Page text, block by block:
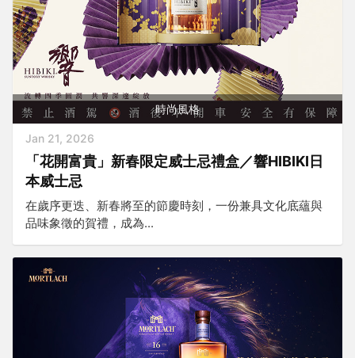
時尚風格
Jan 21, 2026
「花開富貴」新春限定威士忌禮盒／響HIBIKI日
本威士忌
在歲序更迭、新春將至的節慶時刻，一份兼具文化底蘊與
品味象徵的賀禮，成為...